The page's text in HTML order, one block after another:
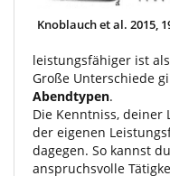
Knoblauch et al. 2015,
leistungsfähiger ist
Große Unterschiede
Abendtypen.
Die Kenntniss,
der eigenen
dagegen. So kannst
anspruchsvolle